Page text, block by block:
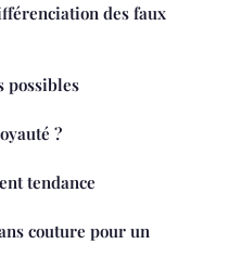
des faux
possibles
?
tendance
couture pour un